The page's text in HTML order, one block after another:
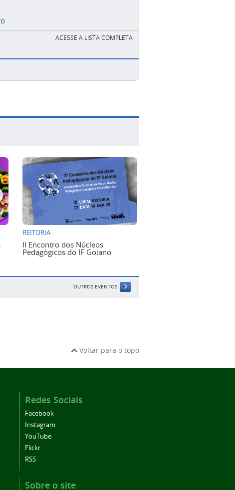
ACESSE A LISTA COMPLETA
REITORIA
II Encontro dos Núcleos
Pedagógicos do IF Goiano
OUTROS EVENTOS
Voltar para o topo
Redes Sociais
Facebook
Instagram
YouTube
Flickr
RSS
Sobre o site